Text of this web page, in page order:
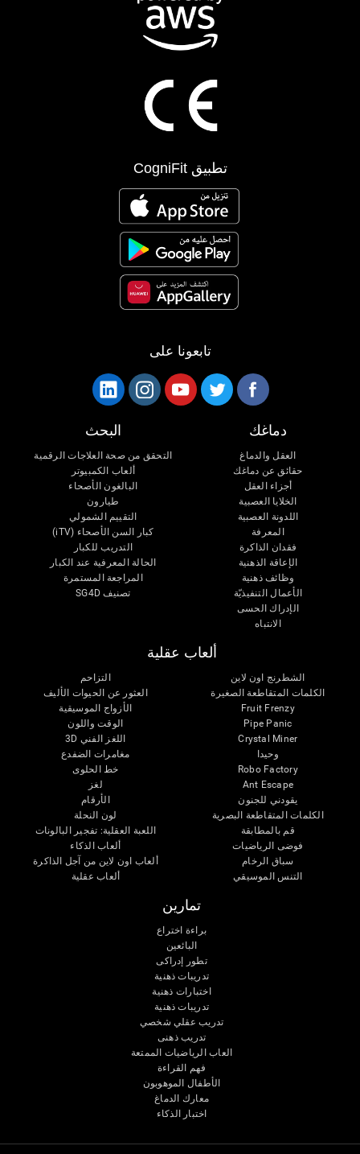
تطبيق CogniFit
تابعونا على
دماغك
العقل والدماغ
حقائق عن دماغك
أجزاء العقل
الخلايا العصبية
اللدونة العصبية
المعرفة
فقدان الذاكرة
الإعاقة الذهنية
وظائف ذهنية
الأعمال التنفيذيّة
الإدراك الحسى
الانتباه
البحث
التحقق من صحة العلاجات الرقمية
ألعاب الكمبيوتر
البالغون الأصحاء
طيارون
التقييم الشمولي
كبار السن الأصحاء (iTV)
التدريب للكبار
الحالة المعرفية عند الكبار
المراجعة المستمرة
تصنيف SG4D
ألعاب عقلية
الشطرنج اون لاين
الكلمات المتقاطعة الصغيرة
Fruit Frenzy
Pipe Panic
Crystal Miner
وحيدا
Robo Factory
Ant Escape
يقودني للجنون
الكلمات المتقاطعة البصرية
قم بالمطابقة
فوضى الرياضيات
سباق الرخام
التنس الموسيقي
التزاحم
العثور عن الحيوات الأليف
الأزواج الموسيقية
الوقت واللون
اللغز الفني 3D
مغامرات الضفدع
خط الحلوى
لغز
الأرقام
لون النحلة
اللعبة العقلية: تفجير البالونات
ألعاب الذكاء
ألعاب اون لاين من آجل الذاكرة
ألعاب عقلية
تمارين
براءة اختراع
البائعين
تطور إدراكى
تدريبات ذهنية
اختبارات ذهنية
تدريبات ذهنية
تدريب عقلي شخصي
تدريب ذهنى
العاب الرياضيات الممتعة
فهم القراءة
الأطفال الموهوبون
معارك الدماغ
اختبار الذكاء